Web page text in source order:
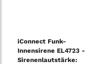
iConnect Funk-
Innensirene EL4723 -
Sirenenlautstärke: